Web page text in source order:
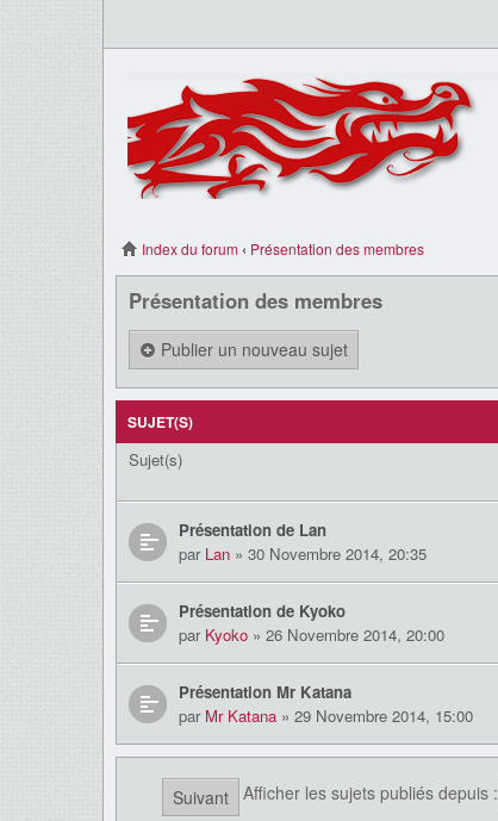
Index du forum ‹ Présentation des membres
Présentation des membres
Publier un nouveau sujet
SUJET(S)
Sujet(s)
Présentation de Lan
par Lan » 30 Novembre 2014, 20:35
Présentation de Kyoko
par Kyoko » 26 Novembre 2014, 20:00
Présentation Mr Katana
par Mr Katana » 29 Novembre 2014, 15:00
Suivant Afficher les sujets publiés depuis :